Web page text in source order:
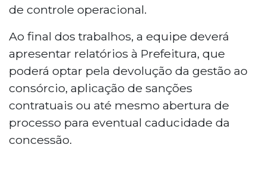
de controle operacional.
Ao final dos trabalhos, a equipe deverá
apresentar relatórios à Prefeitura, que
poderá optar pela devolução da gestão ao
consórcio, aplicação de sanções
contratuais ou até mesmo abertura de
processo para eventual caducidade da
concessão.